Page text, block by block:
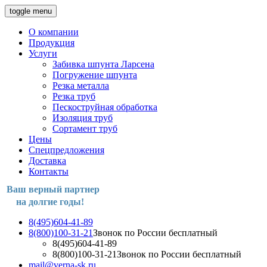
toggle menu
О компании
Продукция
Услуги
Забивка шпунта Ларсена
Погружение шпунта
Резка металла
Резка труб
Пескоструйная обработка
Изоляция труб
Сортамент труб
Цены
Спецпредложения
Доставка
Контакты
Ваш верный партнер
на долгие годы!
8(495)604-41-89
8(800)100-31-21Звонок по России бесплатный
8(495)604-41-89
8(800)100-31-21Звонок по России бесплатный
mail@verna-sk.ru